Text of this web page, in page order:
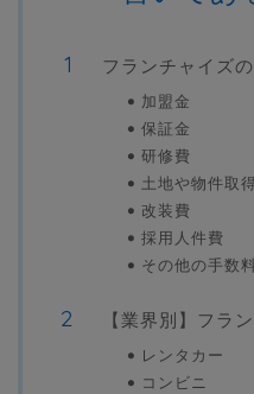
フランチャイズ
加盟金
保証金
研修費
土地や物件取
改装費
採用人件費
その他の手数
【業界別】フラ
レンタカー
コンビニ